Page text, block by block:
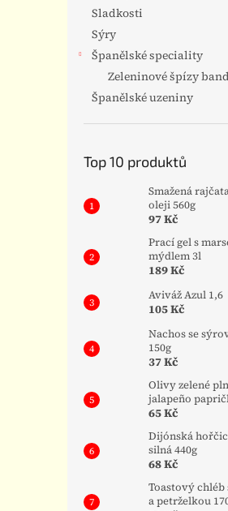
Sladkosti
Sýry
Španělské speciality
Zeleninové špízy
Španělské uzeniny
Top 10 produktů
Smažená
oleji 560g
97 Kč
Prací gel s
mýdlem 3l
189 Kč
Aviváž Azul 1,6
105 Kč
Nachos se
150g
37 Kč
Olivy zelené
jalapeño
65 Kč
Dijónská
silná 440g
68 Kč
Toastový chléb
a petrželkou